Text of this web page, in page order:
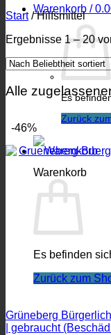
Warenkorb /
Es
Zurück
Warenkorb
Es befinden
Zurück zum
Start /Hilfsmittel
Ergebnisse 1 – 20
Alle
-46%
Grüneberg
| gebraucht